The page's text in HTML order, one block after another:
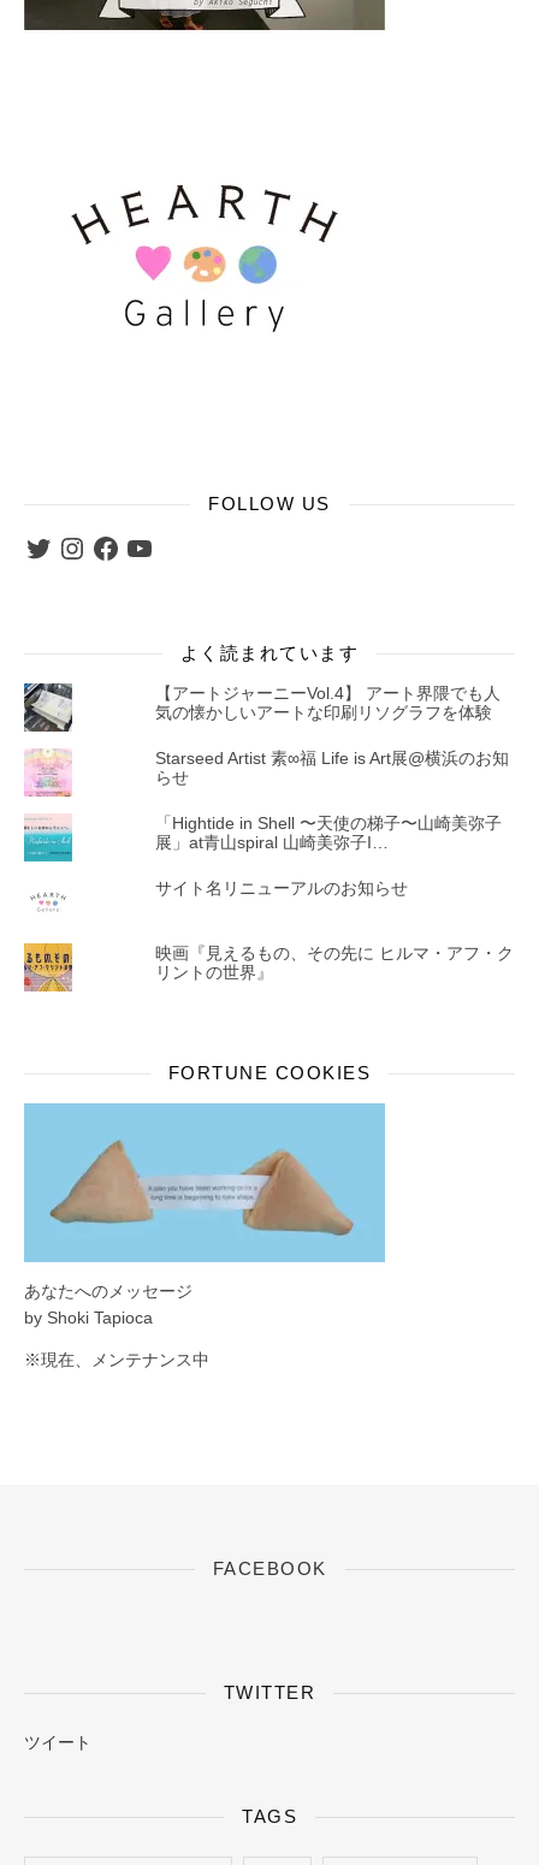
FOLLOW US
TwitterInstagram
FacebookYouTube
よく読まれています
【アートジャーニーVol.4】 アート界隈でも人
気の懐かしいアートな印刷リソグラフを体験
Starseed Artist 素∞福 Life is Art展@横浜のお知
らせ
「Hightide in Shell 〜天使の梯子〜山崎美弥子
展」at青山spiral 山崎美弥子I…
サイト名リニューアルのお知らせ
映画『見えるもの、その先に ヒルマ・アフ・ク
リントの世界』
FORTUNE COOKIES
あなたへのメッセージ
by Shoki Tapioca
※現在、メンテナンス中
FACEBOOK
TWITTER
ツイート
TAGS